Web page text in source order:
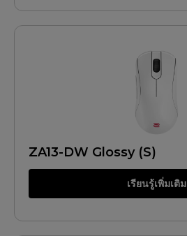
ZA13-DW Glossy (S)
เรียนรู้เพิ่มเติม